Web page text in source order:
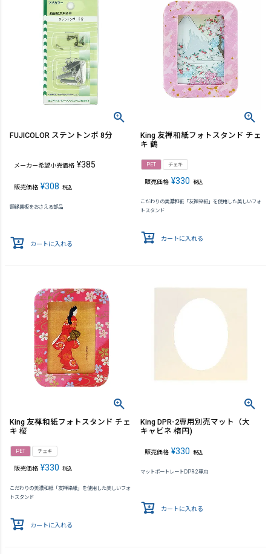
FUJICOLOR ステントンボ 8分
メーカー希望小売価格 ¥385
販売価格 ¥308 税込
額縁裏板をおさえる部品
カートに入れる
King 友禅和紙フォトスタンド チェ
キ 鶴
PET チェキ
販売価格 ¥330 税込
こだわりの美濃和紙「友禅染紙」を使用した美しいフォ
トスタンド
カートに入れる
King 友禅和紙フォトスタンド チェ
キ 桜
PET チェキ
販売価格 ¥330 税込
こだわりの美濃和紙「友禅染紙」を使用した美しいフォ
トスタンド
カートに入れる
King DPR-2専用別売マット（大
キャビネ 楕円)
販売価格 ¥330 税込
マットポートレートDPR-2専用
カートに入れる